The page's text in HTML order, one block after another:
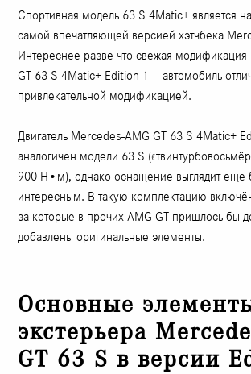
Спортивная модель 63 S 4Matic+ является
самой впечатляющей версией хэтчбека
Интереснее разве что свежая
GT 63 S 4Matic+ Edition 1 — автомобиль
привлекательной модификацией.
Двигатель Mercedes-AMG GT 63 S 4Matic+
аналогичен модели 63 S
900 Н•м), однако оснащение выглядит еще
интересным. В такую комплектацию
за которые в прочих AMG GT пришлось бы
добавлены оригинальные элементы.
Основные
экстерьера
GT 63 S в версии